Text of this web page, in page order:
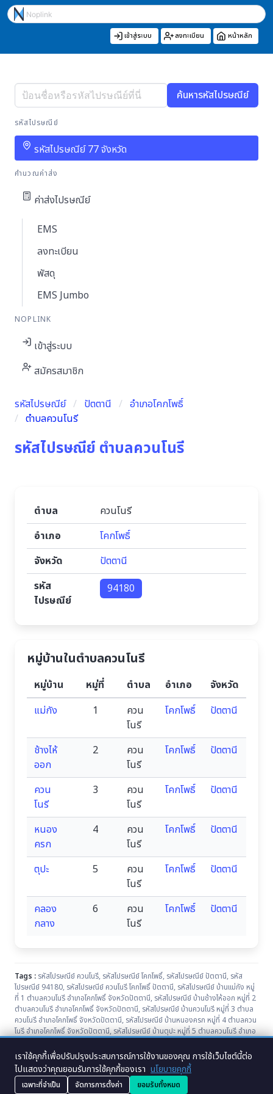
เข้าสู่ระบบ ลงทะเบียน หน้าหลัก
ค้นหารหัสไปรษณีย์
รหัสไปรษณีย์
รหัสไปรษณีย์ 77 จังหวัด
คำนวณค่าส่ง
ค่าส่งไปรษณีย์
EMS
ลงทะเบียน
พัสดุ
EMS Jumbo
NOPLINK
เข้าสู่ระบบ
สมัครสมาชิก
รหัสไปรษณีย์ ปัตตานี
อำเภอโคกโพธิ์
ตำบลควนโนรี
รหัสไปรษณีย์ ตำบลควนโนรี
ตำบล
ควนโนรี
อำเภอ
โคกโพธิ์
จังหวัด
ปัตตานี
รหัส
ไปรษณีย์
94180
หมู่บ้านในตำบลควนโนรี
หมู่บ้าน หมู่ที่ ตำบล อำเภอ
จังหวัด
แม่กัง
1
ควน
โนรี
โคกโพธิ์ ปัตตานี
ช้างไห้
ออก
2
ควน
โนรี
โคกโพธิ์ ปัตตานี
ควน
โนรี
3
ควน
โนรี
โคกโพธิ์ ปัตตานี
หนอง
ครก
4
ควน
โนรี
โคกโพธิ์ ปัตตานี
ตุปะ 5
ควน
โนรี
โคกโพธิ์ ปัตตานี
คลอง
กลาง
6
ควน
โนรี
โคกโพธิ์ ปัตตานี
Tags : รหัสไปรษณีย์ ควนโนรี, รหัสไปรษณีย์ โคกโพธิ์, รหัสไปรษณีย์ ปัตตานี, รหัส
ไปรษณีย์ 94180, รหัสไปรษณีย์ ควนโนรี โคกโพธิ์ ปัตตานี, รหัสไปรษณีย์ บ้านแม่กัง หมู่
ที่ 1 ตำบลควนโนรี อำเภอโคกโพธิ์ จังหวัดปัตตานี, รหัสไปรษณีย์ บ้านช้างไห้ออก หมู่ที่ 2
ตำบลควนโนรี อำเภอโคกโพธิ์ จังหวัดปัตตานี, รหัสไปรษณีย์ บ้านควนโนรี หมู่ที่ 3 ตำบล
ควนโนรี อำเภอโคกโพธิ์ จังหวัดปัตตานี, รหัสไปรษณีย์ บ้านหนองครก หมู่ที่ 4 ตำบลควน
โนรี อำเภอโคกโพธิ์ จังหวัดปัตตานี,รหัสไปรษณีย์ บ้านตุปะ หมู่ที่ 5 ตำบลควนโนรี อำเภอ
โคกโพธิ์ จังหวัดปัตตานี
เราใช้คุกกี้เพื่อปรับปรุงประสบการณ์การใช้งานของคุณ การใช้เว็บไซต์นี้ต่อ
ไปแสดงว่าคุณยอมรับการใช้คุกกี้ของเรา นโยบายคุกกี้
เฉพาะที่จำเป็น จัดการการตั้งค่า ยอมรับทั้งหมด